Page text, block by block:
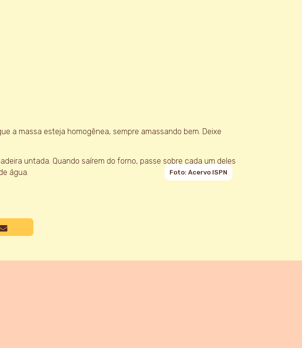
a massa esteja homogênea, sempre amassando bem. Deixe
untada. Quando saírem do forno, passe sobre cada um deles
água.
Foto: Acervo ISPN